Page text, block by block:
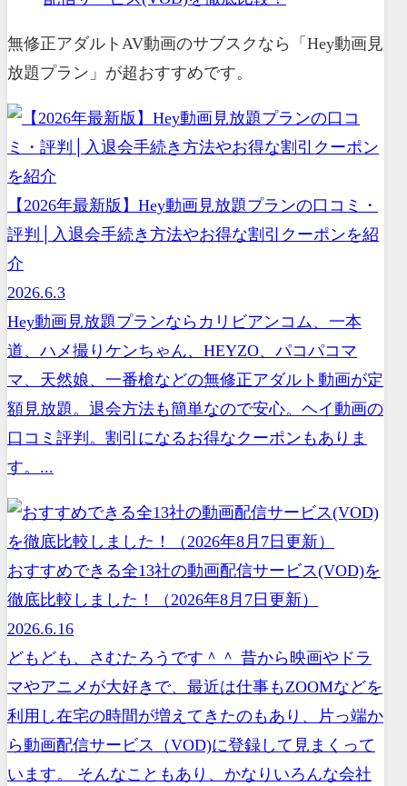
無修正アダルトAV動画のサブスクなら「Hey動画見
放題プラン」が超おすすめです。
【2026年最新版】Hey動画見放題プランの口コミ・
評判│入退会手続き方法やお得な割引クーポンを紹
介
2026.6.3
Hey動画見放題プランならカリビアンコム、一本
道、ハメ撮りケンちゃん、HEYZO、パコパコマ
マ、天然娘、一番槍などの無修正アダルト動画が定
額見放題。退会方法も簡単なので安心。ヘイ動画の
口コミ評判。割引になるお得なクーポンもありま
す。...
おすすめできる全13社の動画配信サービス(VOD)を
徹底比較しました！（2026年8月7日更新）
2026.6.16
どもども、さむたろうです＾＾ 昔から映画やドラ
マやアニメが大好きで、最近は仕事もZOOMなどを
利用し在宅の時間が増えてきたのもあり、片っ端か
ら動画配信サービス（VOD)に登録して見まくって
います。 そんなこともあり、かなりいろんな会社